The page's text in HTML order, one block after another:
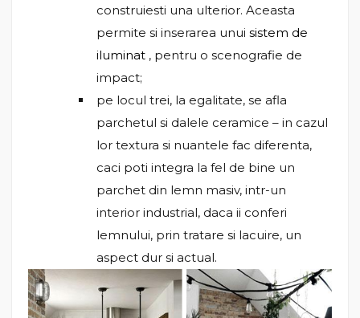
construiesti una ulterior. Aceasta
permite si inserarea unui sistem de
iluminat , pentru o scenografie de
impact;
pe locul trei, la egalitate, se afla
parchetul si dalele ceramice – in cazul
lor textura si nuantele fac diferenta,
caci poti integra la fel de bine un
parchet din lemn masiv, intr-un
interior industrial, daca ii conferi
lemnului, prin tratare si lacuire, un
aspect dur si actual.